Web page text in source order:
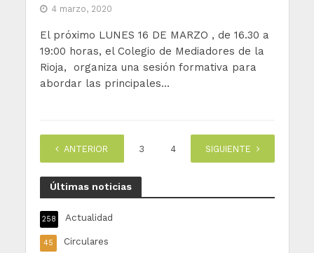
4 marzo, 2020
El próximo LUNES 16 DE MARZO , de 16.30 a
19:00 horas, el Colegio de Mediadores de la
Rioja, organiza una sesión formativa para
abordar las principales...
ANTERIOR
1 3 4 … 6
SIGUIENTE
Últimas noticias
Actualidad
258
Circulares
45